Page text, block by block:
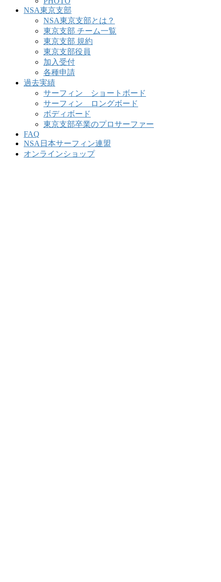
NSA東京支部
NSA東京支部とは？
東京支部 チーム一覧
東京支部 規約
東京支部役員
加入受付
各種申請
過去実績
サーフィン ショートボード
サーフィン ロングボード
ボディボード
東京支部卒業のプロサーファー
FAQ
NSA日本サーフィン連盟
オンラインショップ